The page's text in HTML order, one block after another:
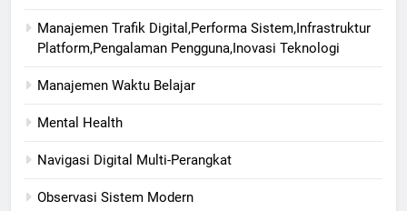
Manajemen Trafik Digital,Performa Sistem,Infrastruktur
Platform,Pengalaman Pengguna,Inovasi Teknologi
Manajemen Waktu Belajar
Mental Health
Navigasi Digital Multi-Perangkat
Observasi Sistem Modern